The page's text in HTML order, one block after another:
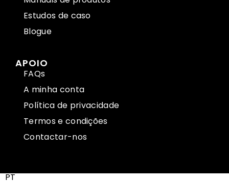
Estudos de caso
Blogue
APOIO
FAQs
A minha conta
Política de privacidade
Termos e condições
Contactar-nos
PT